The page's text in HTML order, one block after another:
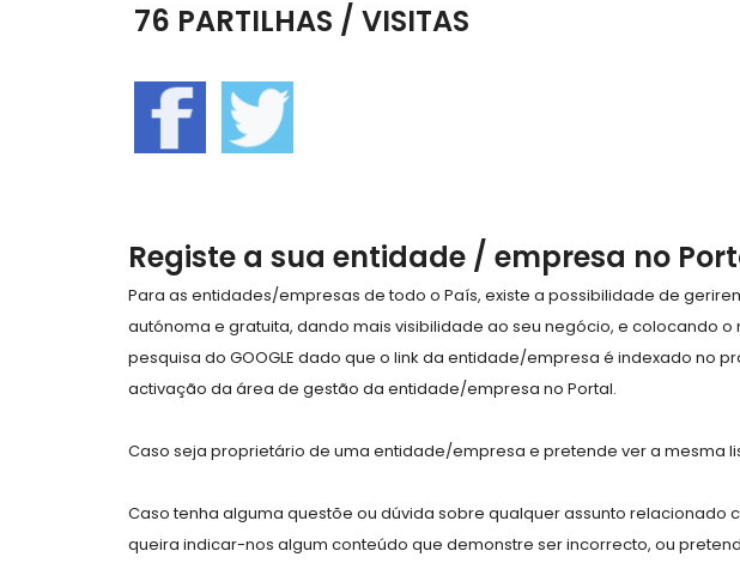
76 PARTILHAS / VISITAS
Registe a sua entidade / empresa no
Para as entidades/empresas de todo o País, existe a possibilidade de
autónoma e gratuita, dando mais visibilidade ao seu negócio, e colocando
pesquisa do GOOGLE dado que o link da entidade/empresa é indexado no
activação da área de gestão da entidade/empresa no Portal.
Caso seja proprietário de uma entidade/empresa e pretende ver a mesma
Caso tenha alguma questõe ou dúvida sobre qualquer assunto relacionado
queira indicar-nos algum conteúdo que demonstre ser incorrecto, ou